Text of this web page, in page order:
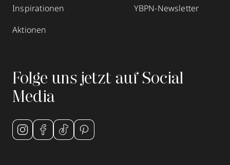
Inspirationen
Aktionen
YBPN-Newsletter
Folge uns jetzt auf Social
Media